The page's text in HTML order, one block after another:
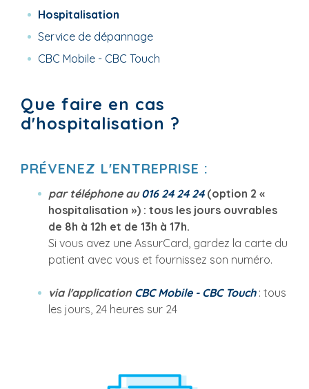
Hospitalisation
Service de dépannage
CBC Mobile - CBC Touch
Que faire en cas
d'hospitalisation ?
PRÉVENEZ L'ENTREPRISE :
par téléphone au016 24 24 24(option 2 «
hospitalisation ») : tous les jours ouvrables
de 8h à 12h et de 13h à 17h.
Si vous avez une AssurCard, gardez la carte du
patient avec vous et fournissez son numéro.
via l'application CBC Mobile - CBC Touch: tous
les jours, 24 heures sur 24